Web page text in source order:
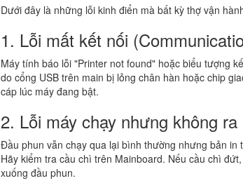
Dưới đây là những lỗi kinh điển mà bất kỳ thợ vận
1. Lỗi mất kết nối
Máy tính báo lỗi "Printer not found" hoặc biểu tượng
do cổng USB trên main bị lỏng chân hàn hoặc chip
cáp lúc máy đang bật.
2. Lỗi máy chạy nhưng không
Đầu phun vẫn chạy qua lại bình thường nhưng bản
Hãy kiểm tra cầu chì trên Mainboard. Nếu cầu chì
xuống đầu phun.